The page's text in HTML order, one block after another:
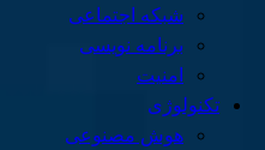
شبکه اجتماعی
برنامه نویسی
امنیت
تکنولوژی
هوش مصنوعی